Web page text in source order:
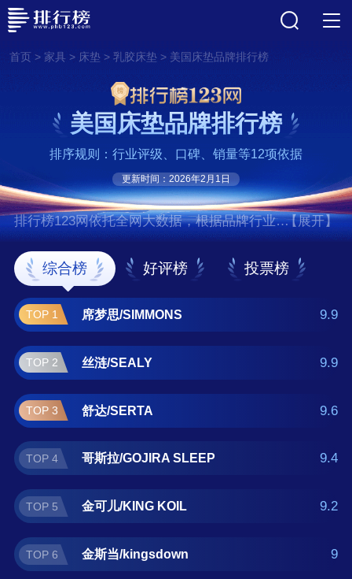
首页> 家具> 床垫 > 乳胶床垫 > 美国床垫品牌排行榜
美国床垫品牌排行榜
排序规则：行业评级、口碑、销量等12项依据
更新时间：2026年2月1日
排行榜123网依托全网大数据，根据品牌行业评
级、口碑、销量等12项指标依据，评选出了美
国床垫十大品牌排行榜，前十名分别是席梦
思/SIMMONS、丝涟/SEALY、舒达/SERTA、
哥斯拉/GOJIRA SLEEP、金可儿/KING KOIL、
金斯当/kingsdown、泰普尔/TEMPUR、幻知
曲/Reverie、蕾丝/Restonic、美安娜/Lady
Americana 。如果您正在查找美国床垫什么牌
子好？那么本美国床垫十大品牌榜单可供您作
为选购参考，我们致力于用最真实的数据提供
美国床垫品牌推荐，让您选得放心。(榜单每月
更新一次)
【展开】
综合榜 好评榜 投票榜
TOP 1 席梦思/SIMMONS 9.9
TOP 2 丝涟/SEALY 9.9
TOP 3 舒达/SERTA 9.6
TOP 4 哥斯拉/GOJIRA SLEEP 9.4
TOP 5 金可儿/KING KOIL 9.2
TOP 6 金斯当/kingsdown 9